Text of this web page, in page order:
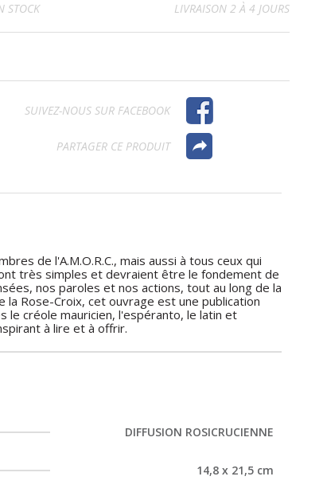
STOCK LIVRAISON 2 À 4 JOURS
SUIVEZ-NOUS SUR FACEBOOK
PARTAGER CE PRODUIT
de l'A.M.O.R.C., mais aussi à tous ceux qui
très simples et devraient être le fondement de
nos paroles et nos actions, tout au long de la
Rose-Croix, cet ouvrage est une publication
le créole mauricien, l'espéranto, le latin et
à lire et à offrir.
DIFFUSION ROSICRUCIENNE
14,8 x 21,5 cm